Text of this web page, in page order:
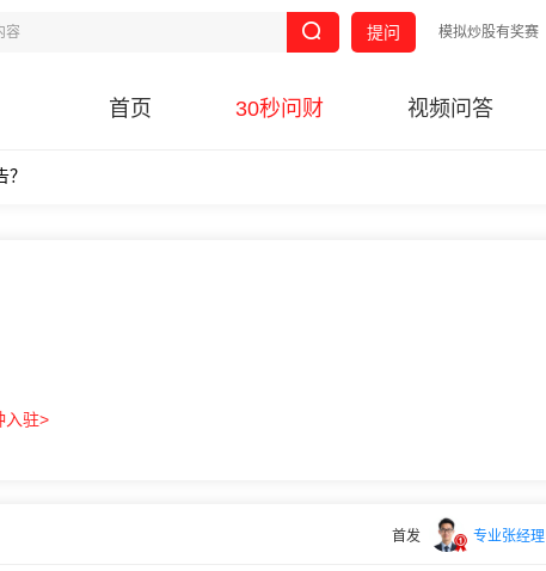
模拟炒股有奖赛
提问
首页 30秒问财 视频问答
入驻>
首发 专业张经理